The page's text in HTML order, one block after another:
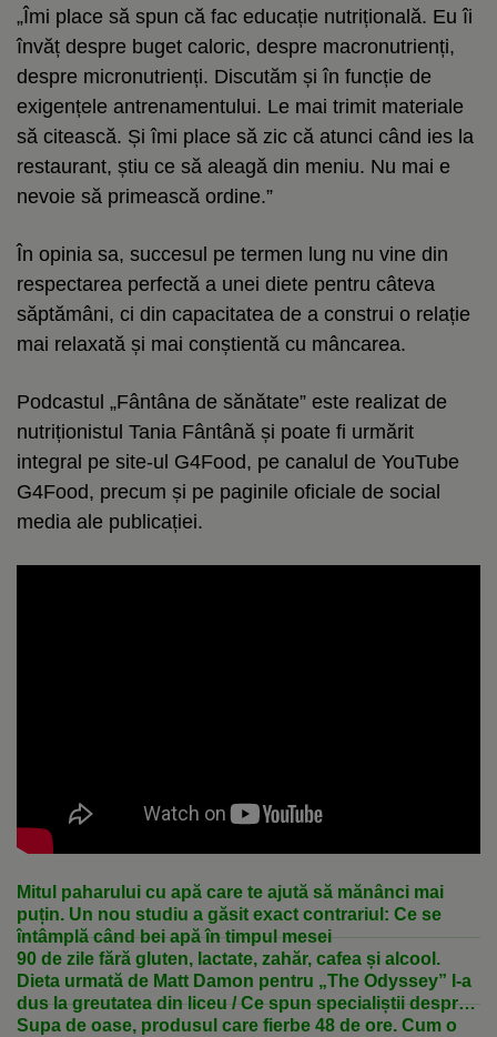
„Îmi place să spun că fac educație nutrițională. Eu îi
învăț despre buget caloric, despre macronutrienți,
despre micronutrienți. Discutăm și în funcție de
exigențele antrenamentului. Le mai trimit materiale
să citească. Și îmi place să zic că atunci când ies la
restaurant, știu ce să aleagă din meniu. Nu mai e
nevoie să primească ordine.”
În opinia sa, succesul pe termen lung nu vine din
respectarea perfectă a unei diete pentru câteva
săptămâni, ci din capacitatea de a construi o relație
mai relaxată și mai conștientă cu mâncarea.
Podcastul „Fântâna de sănătate” este realizat de
nutriționistul Tania Fântână și poate fi urmărit
integral pe site-ul G4Food, pe canalul de YouTube
G4Food, precum și pe paginile oficiale de social
media ale publicației.
Mitul paharului cu apă care te ajută să mănânci mai
puțin. Un nou studiu a găsit exact contrariul: Ce se
întâmplă când bei apă în timpul mesei
90 de zile fără gluten, lactate, zahăr, cafea și alcool.
Dieta urmată de Matt Damon pentru „The Odyssey” l-a
dus la greutatea din liceu / Ce spun specialiștii despre
curele de „curățare” a intestinului
Supa de oase, produsul care fierbe 48 de ore. Cum o